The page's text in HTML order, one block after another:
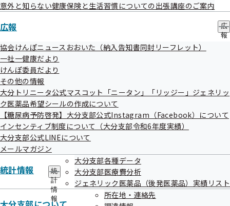
意外と知らない健康保険と生活習慣についての出張講座のご案内
広報
広
報
ュ
協会けんぽニュースおおいた（納入告知書同封リーフレット）
一社一健康だより
けんぽ委員だより
その他の情報
大分トリニータ公式マスコット「ニータン」「リッジー」ジェネリッ
ク医薬品希望シールの作成について
【糖尿病予防啓発】大分支部公式Instagram（Facebook）について
インセンティブ制度について（大分支部令和6年度実績）
大分支部公式LINEについて
メールマガジン
統計情報
統
計
情
報
大分支部各種データ
大分支部医療費分析
ジェネリック医薬品（後発医薬品）実績リスト
所在地・連絡先
過去のお知らせ一覧
令和08年07月
令和08年06月
令和08年05月
令和08年04月
令和08年03月
令和08年02月